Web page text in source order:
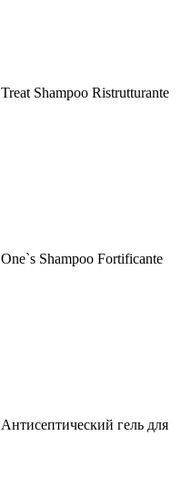
Treat Shampoo Ristrutturante
One`s Shampoo Fortificante
Антисептический гель для